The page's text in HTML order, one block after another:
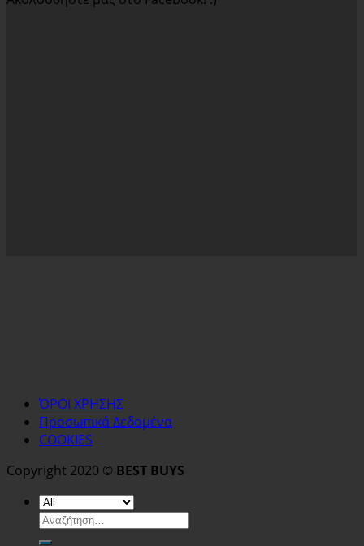
ΌΡΟΙ ΧΡΗΣΗΣ
Προσωπικά Δεδομένα
COOKIES
Copyright 2020 © BEST BUYS
Αναζήτηση
για: